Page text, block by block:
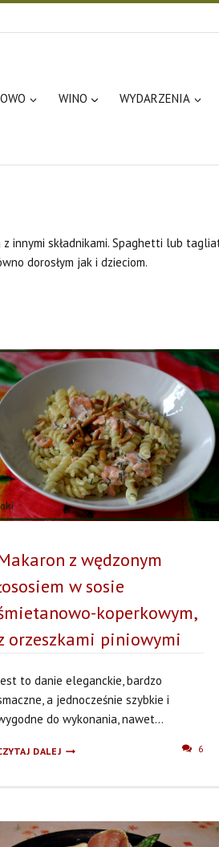
WINO WYDARZENIA
innymi składnikami. Spaghetti lub
dorosłym jak i dzieciom.
6
z wędzonym
w sosie
koperkowym,
orzeszkami piniowymi
to danie eleganckie, bardzo
a jednocześnie szybkie i
do wykonania, nawet...
DALEJMAKARON
SOSIE
ŚMIETANOWO-